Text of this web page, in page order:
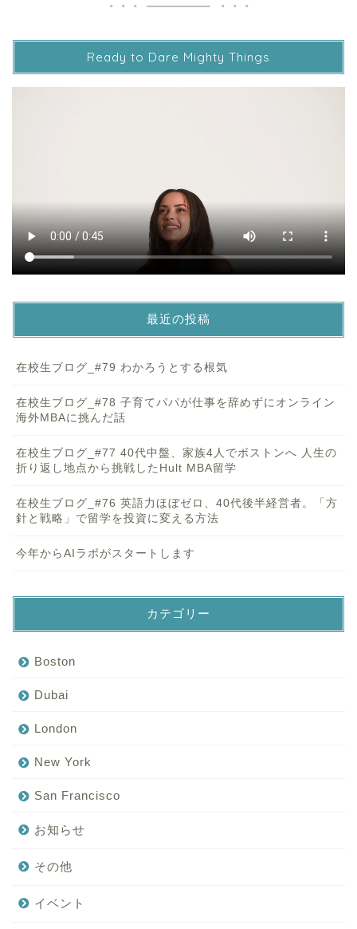
Ready to Dare Mighty Things
最近の投稿
在校生ブログ_#79 わかろうとする根気
在校生ブログ_#78 子育てパパが仕事を辞めずにオンライン
海外MBAに挑んだ話
在校生ブログ_#77 40代中盤、家族4人でボストンへ 人生の
折り返し地点から挑戦したHult MBA留学
在校生ブログ_#76 英語力ほぼゼロ、40代後半経営者。「方
針と戦略」で留学を投資に変える方法
今年からAIラボがスタートします
カテゴリー
Boston
Dubai
London
New York
San Francisco
お知らせ
その他
イベント